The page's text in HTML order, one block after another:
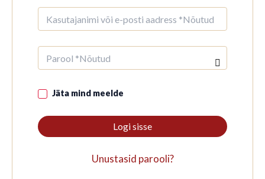
Jäta mind meelde
Logi sisse
Unustasid parooli?